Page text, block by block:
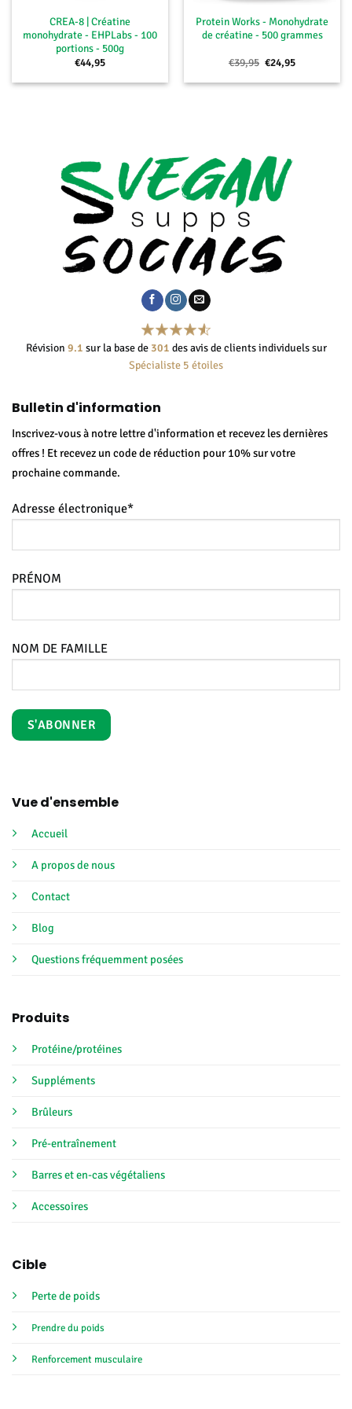
CREA-8 | Créatine
monohydrate - EHPLabs - 100
portions - 500g
€44,95
Protein Works - Monohydrate
de créatine - 500 grammes
€39,95 Le
prix
initial
€24,95Le
actuel
Révision 9.1 sur la base de 301 des avis de clients individuels sur
Spécialiste 5 étoiles
Vue d'ensemble
Accueil
A propos de nous
Contact
Blog
Questions fréquemment posées
Produits
Protéine/protéines
Suppléments
Brûleurs
Pré-entraînement
Barres et en-cas végétaliens
Accessoires
Cible
Perte de poids
Prendre du poids
Renforcement musculaire
Bulletin d'information
Inscrivez-vous à notre lettre d'information et recevez les dernières
offres ! Et recevez un code de réduction pour 10% sur votre
prochaine commande.
Adresse électronique*
PRÉNOM
NOM DE FAMILLE